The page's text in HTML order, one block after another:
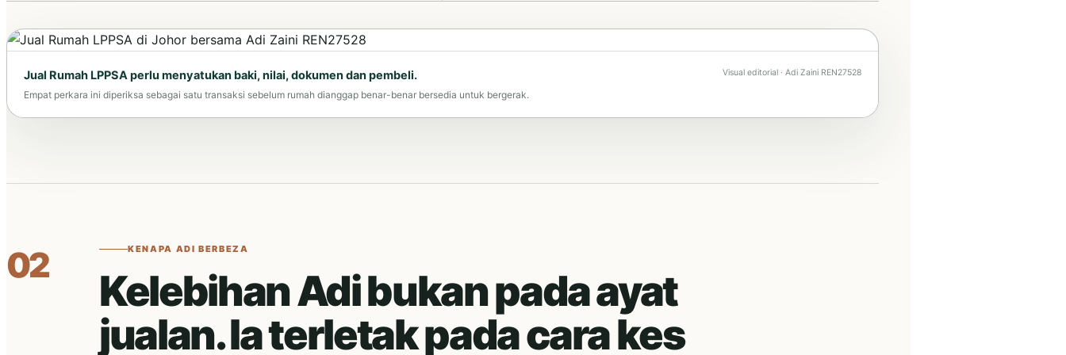
Jual Rumah LPPSA perlu menyatukan baki, nilai, dokumen dan pembeli.
Empat perkara ini diperiksa sebagai satu transaksi sebelum rumah dianggap benar-benar bersedia untuk bergerak.
Visual editorial · Adi Zaini REN27528
02 KENAPA ADI BERBEZA
Kelebihan Adi bukan pada ayat
jualan. Ia terletak pada cara kes